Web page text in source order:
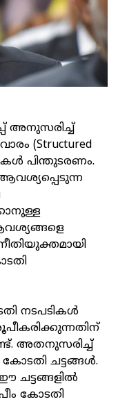
അനുസരിച്ച്
(Structured
പിന്തുടരണം.
നടപടികള്‍
അതനുസരിച്ച്
ചട്ടങ്ങള്‍.
ചട്ടങ്ങളില്‍
കോടതി